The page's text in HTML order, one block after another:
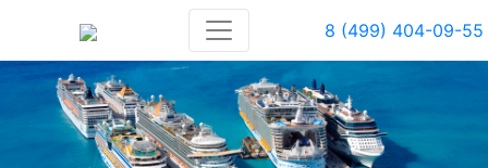
8 (499) 404-09-55